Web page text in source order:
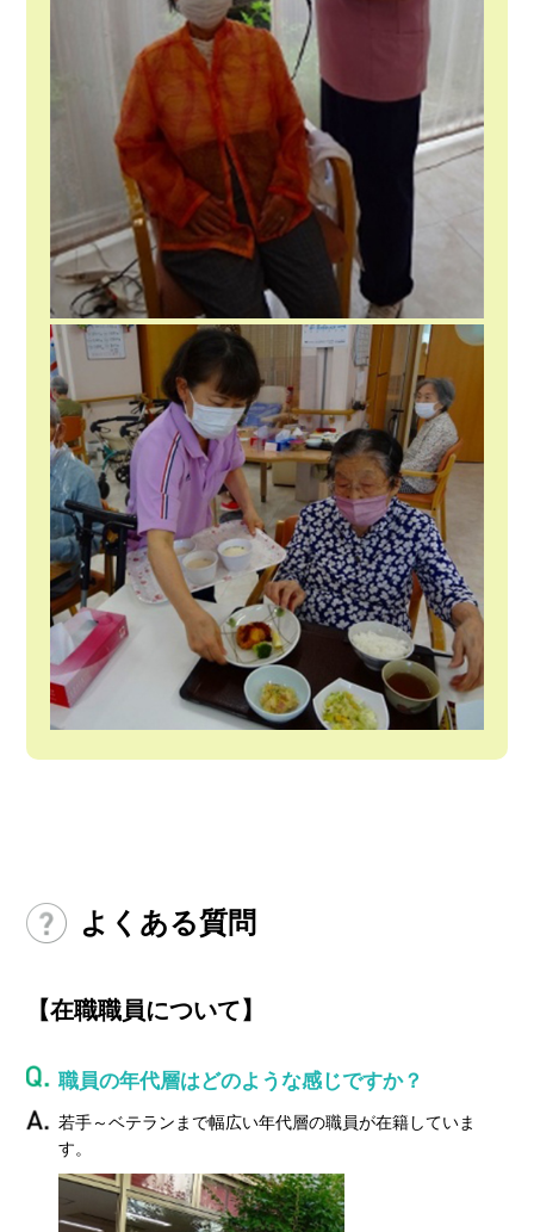
よくある質問
【在職職員について】
職員の年代層はどのような感じですか？
若手～ベテランまで幅広い年代層の職員が在籍していま
す。